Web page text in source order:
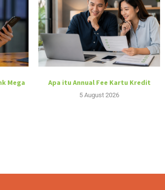
Mega
Apa itu Annual Fee Kartu Kredit
5 August 2026